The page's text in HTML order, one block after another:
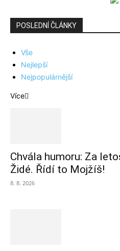
POSLEDNÍ ČLÁNKY
Vše
Nejlepší
Nejpopulárnější
Více
Chvála humoru: Za
Židé. Řídí to Mojžíš!
8. 8. 2026